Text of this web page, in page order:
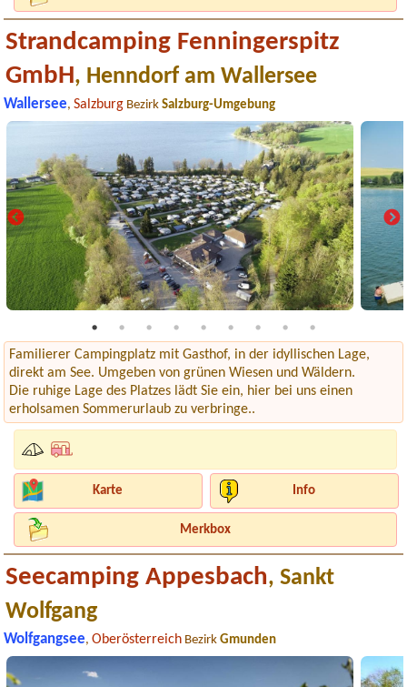
Strandcamping Fenningerspitz
GmbH, Henndorf am Wallersee
Wallersee,Salzburg BezirkSalzburg-Umgebung
Familierer Campingplatz mit Gasthof, in der idyllischen Lage,
direkt am See. Umgeben von grünen Wiesen und Wäldern.
Die ruhige Lage des Platzes lädt Sie ein, hier bei uns einen
erholsamen Sommerurlaub zu verbringe..
Karte Info
Merkbox
Seecamping Appesbach, Sankt
Wolfgang
Wolfgangsee,Oberösterreich BezirkGmunden